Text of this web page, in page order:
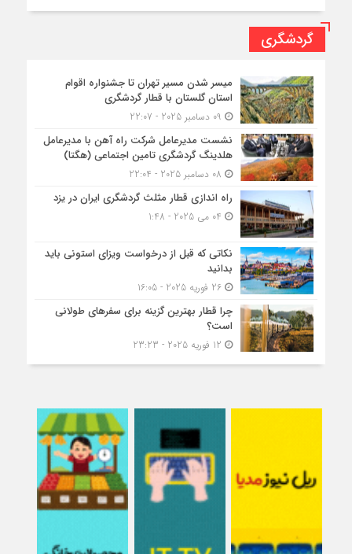
گردشگری
میسر شدن مسیر تهران تا جشنواره اقوام
استان گلستان با قطار گردشگری
نشست مدیرعامل شرکت راه آهن با مدیرعامل
هلدینگ گردشگری تامین اجتماعی (هگتا)
راه اندازی قطار مثلث گردشگری ایران در یزد
نکاتی که قبل از درخواست ویزای استونی باید
بدانید
26 فوریه 2025 - 16:05
چرا قطار بهترین گزینه برای سفرهای طولانی
است؟